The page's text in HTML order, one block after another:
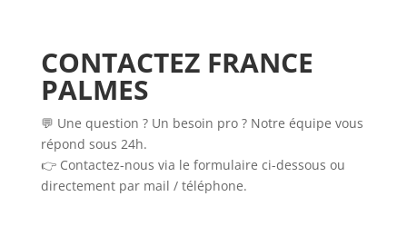
CONTACTEZ FRANCE
PALMES
💬 Une question ? Un besoin pro ? Notre équipe vous
répond sous 24h.
👉 Contactez-nous via le formulaire ci-dessous ou
directement par mail / téléphone.